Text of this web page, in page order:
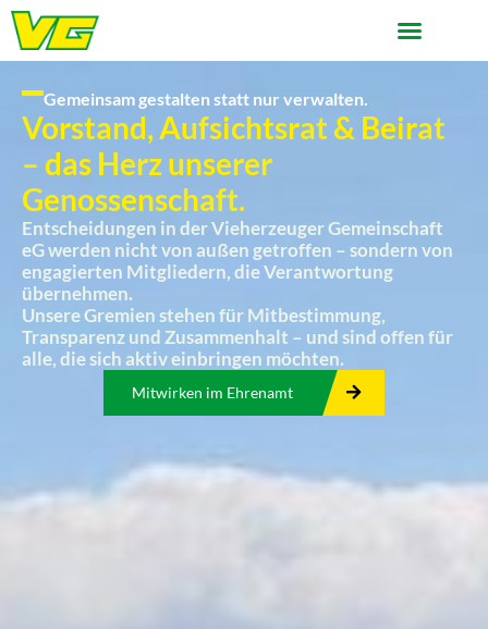
Gemeinsam gestalten statt nur verwalten.
Vorstand, Aufsichtsrat & Beirat
– das Herz unserer
Genossenschaft.
Entscheidungen in der Vieherzeuger Gemeinschaft
eG werden nicht von außen getroffen – sondern von
engagierten Mitgliedern, die Verantwortung
übernehmen.
Unsere Gremien stehen für Mitbestimmung,
Transparenz und Zusammenhalt – und sind offen für
alle, die sich aktiv einbringen möchten.
Mitwirken im Ehrenamt